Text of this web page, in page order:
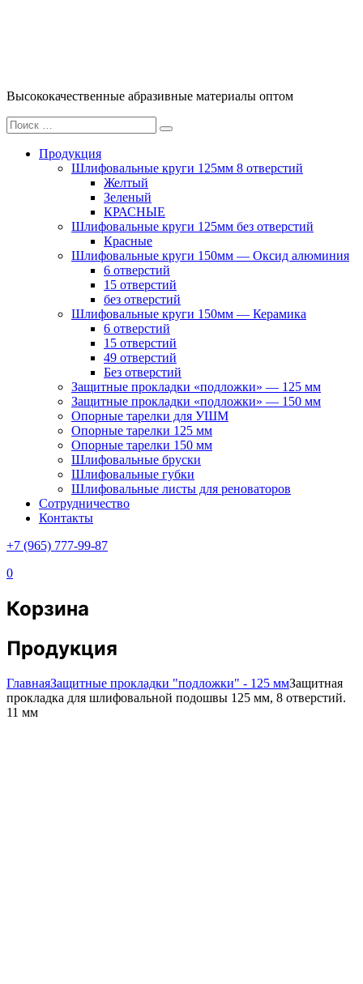
Высококачественные абразивные материалы оптом
Искать:
Поиск
Продукция
Шлифовальные круги 125мм 8 отверстий
Желтый
Зеленый
КРАСНЫЕ
Шлифовальные круги 125мм без отверстий
Красные
Шлифовальные круги 150мм — Оксид алюминия
6 отверстий
15 отверстий
без отверстий
Шлифовальные круги 150мм — Керамика
6 отверстий
15 отверстий
49 отверстий
Без отверстий
Защитные прокладки «подложки» — 125 мм
Защитные прокладки «подложки» — 150 мм
Опорные тарелки для УШМ
Опорные тарелки 125 мм
Опорные тарелки 150 мм
Шлифовальные бруски
Шлифовальные губки
Шлифовальные листы для реноваторов
Сотрудничество
Контакты
+7 (965) 777-99-87
0
Корзина
Продукция
ГлавнаяЗащитные прокладки "подложки" - 125 ммЗащитная
прокладка для шлифовальной подошвы 125 мм, 8 отверстий.
11 мм